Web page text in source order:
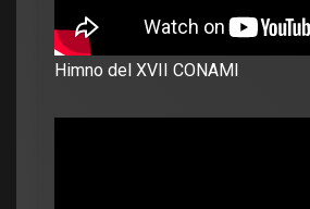
Himno del XVII CONAMI